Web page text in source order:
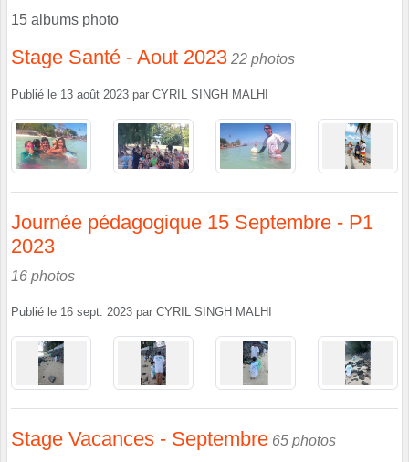
15 albums photo
Stage Santé - Aout 2023 22 photos
Publié le 13 août 2023 par CYRIL SINGH MALHI
Journée pédagogique 15 Septembre - P1
2023
16 photos
Publié le 16 sept. 2023 par CYRIL SINGH MALHI
Stage Vacances - Septembre 65 photos